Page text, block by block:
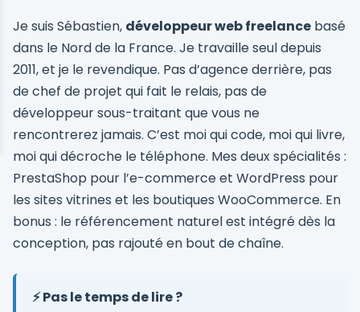
Je suis Sébastien, développeur web freelance basé
dans le Nord de la France. Je travaille seul depuis
2011, et je le revendique. Pas d’agence derrière, pas
de chef de projet qui fait le relais, pas de
développeur sous-traitant que vous ne
rencontrerez jamais. C’est moi qui code, moi qui livre,
moi qui décroche le téléphone. Mes deux spécialités :
PrestaShop pour l’e-commerce et WordPress pour
les sites vitrines et les boutiques WooCommerce. En
bonus : le référencement naturel est intégré dès la
conception, pas rajouté en bout de chaîne.
⚡ Pas le temps de lire ?